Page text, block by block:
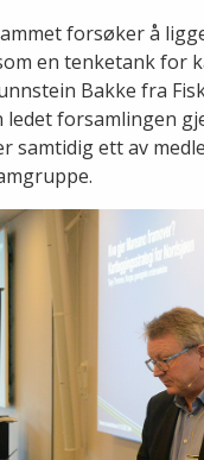
forsøker å
en tenketank for
Bakke fra
ledet forsamlingen
samtidig ett av